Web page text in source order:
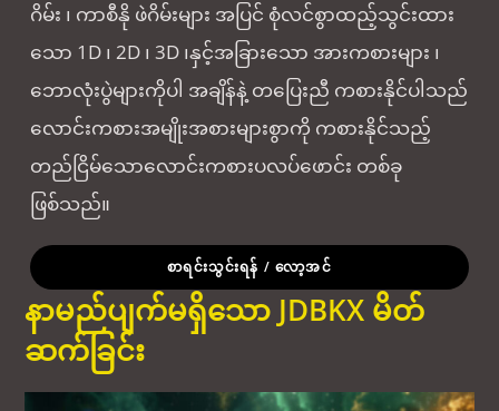
ဂိမ်း ၊ ကာစီနို ဖဲဂိမ်းများ အပြင် စုံလင်စွာထည့်သွင်းထား
သော 1D ၊ 2D ၊ 3D ၊နှင့်အခြားသော အားကစားများ ၊
ဘောလုံးပွဲများကိုပါ အချိန်နဲ့ တပြေးညီ ကစားနိုင်ပါသည်
လောင်းကစားအမျိုးအစားများစွာကို ကစားနိုင်သည့်
တည်ငြိမ်သောလောင်းကစားပလပ်ဖောင်း တစ်ခု
ဖြစ်သည်။
စာရင်းသွင်းရန် / လော့အင်
နာမည်ပျက်မရှိသော JDBKX မိတ်
ဆက်ခြင်း